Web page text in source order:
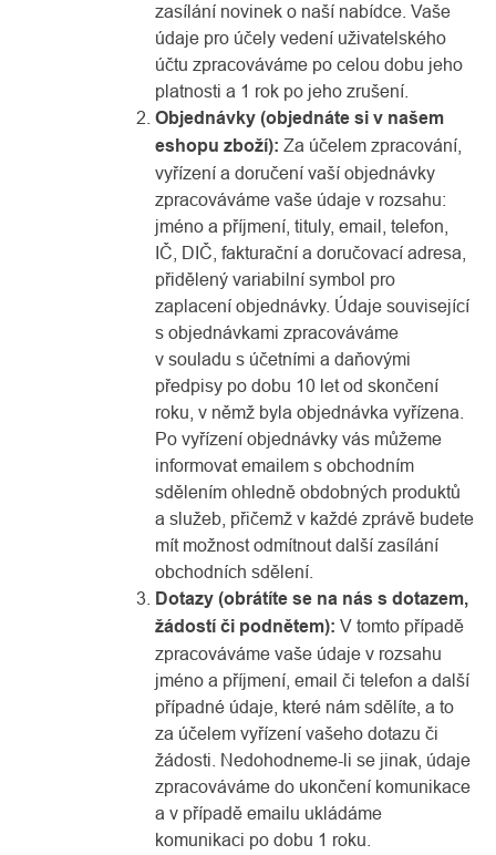
zasílání novinek o naší nabídce. Vaše
údaje pro účely vedení uživatelského
účtu zpracováváme po celou dobu jeho
platnosti a 1 rok po jeho zrušení.
Objednávky (objednáte si v našem
eshopu zboží): Za účelem zpracování,
vyřízení a doručení vaší objednávky
zpracováváme vaše údaje v rozsahu:
jméno a příjmení, tituly, email, telefon,
IČ, DIČ, fakturační a doručovací adresa,
přidělený variabilní symbol pro
zaplacení objednávky. Údaje související
s objednávkami zpracováváme
v souladu s účetními a daňovými
předpisy po dobu 10 let od skončení
roku, v němž byla objednávka vyřízena.
Po vyřízení objednávky vás můžeme
informovat emailem s obchodním
sdělením ohledně obdobných produktů
a služeb, přičemž v každé zprávě budete
mít možnost odmítnout další zasílání
obchodních sdělení.
Dotazy (obrátíte se na nás s dotazem,
žádostí či podnětem): V tomto případě
zpracováváme vaše údaje v rozsahu
jméno a příjmení, email či telefon a další
případné údaje, které nám sdělíte, a to
za účelem vyřízení vašeho dotazu či
žádosti. Nedohodneme-li se jinak, údaje
zpracováváme do ukončení komunikace
a v případě emailu ukládáme
komunikaci po dobu 1 roku.